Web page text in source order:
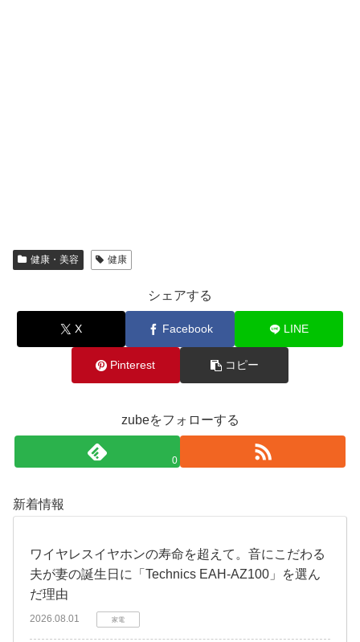
健康・美容 健康
シェアする
X Facebook LINE
Pinterest コピー
zubeをフォローする
0
新着情報
​ワイヤレスイヤホンの寿命を超えて。音にこだわる
夫が妻の誕生日に「Technics EAH-AZ100」を選ん
だ理由
2026.08.01 家電